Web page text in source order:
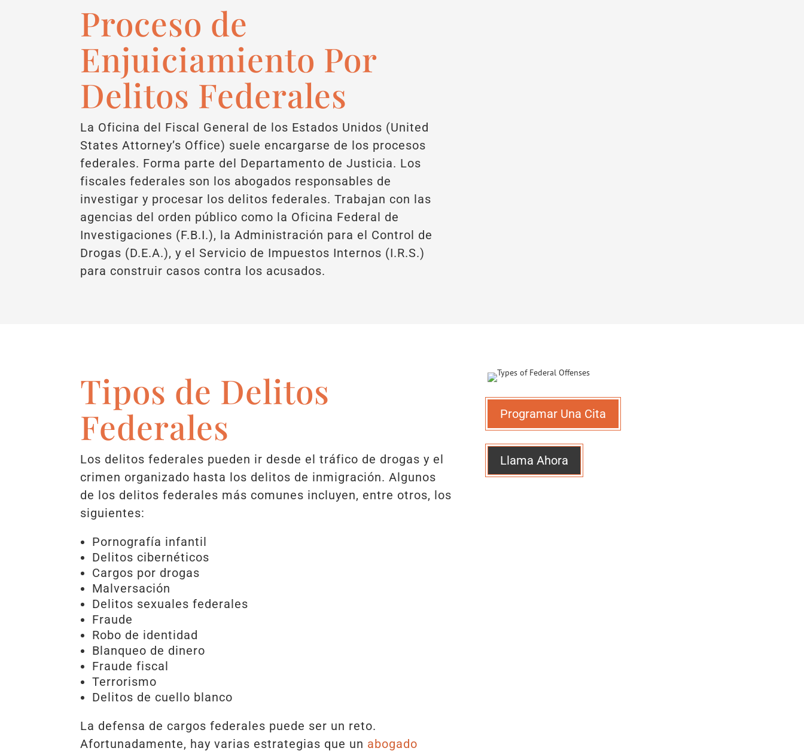
Proceso de
Enjuiciamiento Por
Delitos Federales
La Oficina del Fiscal General de los Estados Unidos (United
States Attorney’s Office) suele encargarse de los procesos
federales. Forma parte del Departamento de Justicia. Los
fiscales federales son los abogados responsables de
investigar y procesar los delitos federales. Trabajan con las
agencias del orden público como la Oficina Federal de
Investigaciones (F.B.I.), la Administración para el Control de
Drogas (D.E.A.), y el Servicio de Impuestos Internos (I.R.S.)
para construir casos contra los acusados.
Tipos de Delitos
Federales
Los delitos federales pueden ir desde el tráfico de drogas y el
crimen organizado hasta los delitos de inmigración. Algunos
de los delitos federales más comunes incluyen, entre otros, los
siguientes:
Pornografía infantil
Delitos cibernéticos
Cargos por drogas
Malversación
Delitos sexuales federales
Fraude
Robo de identidad
Blanqueo de dinero
Fraude fiscal
Terrorismo
Delitos de cuello blanco
La defensa de cargos federales puede ser un reto.
Afortunadamente, hay varias estrategias que un abogado
Programar Una Cita
Llama Ahora